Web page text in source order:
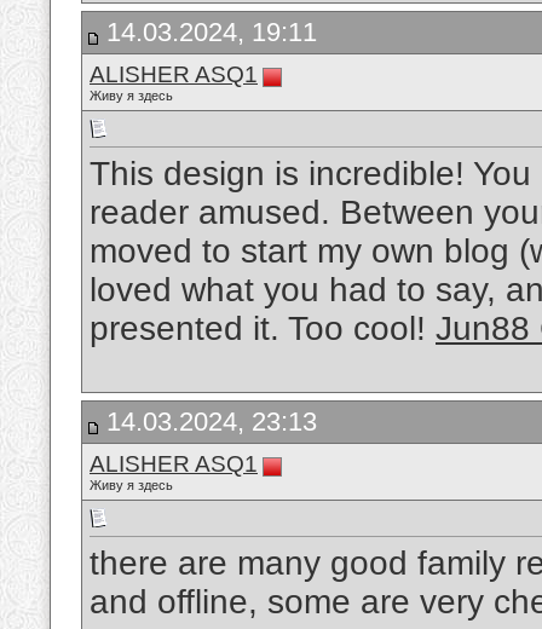
14.03.2024, 19:11
ALISHER ASQ1
Живу я здесь
This design is incredible!
reader amused. Between
moved to start my own blog
loved what you had to say,
presented it. Too cool! Jun88
14.03.2024, 23:13
ALISHER ASQ1
Живу я здесь
there are many good family
and offline, some are very